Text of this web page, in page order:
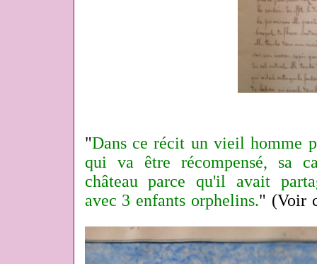
"Dans ce récit un vieil homme
qui va être récompensé, sa
château parce qu'il avait
avec 3 enfants orphelins." (Voir